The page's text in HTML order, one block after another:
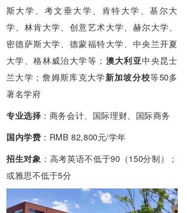
斯大学、考文垂大学、肯特大学、基尔大
学、林肯大学、创意艺术大学、赫尔大学、
密德萨斯大学、德蒙福特大学、中央兰开夏
大学、格林威治大学等； 澳大利亚中央昆士
兰大学；詹姆斯库克大学新加坡分校等50多
著名学府
专业选择 ： 商务会计、国际理财、国际商务
国内学费 ：RMB 82,800元/学年
招生对象 ：高考英语不低于90（150分制）；
或雅思不低于5分